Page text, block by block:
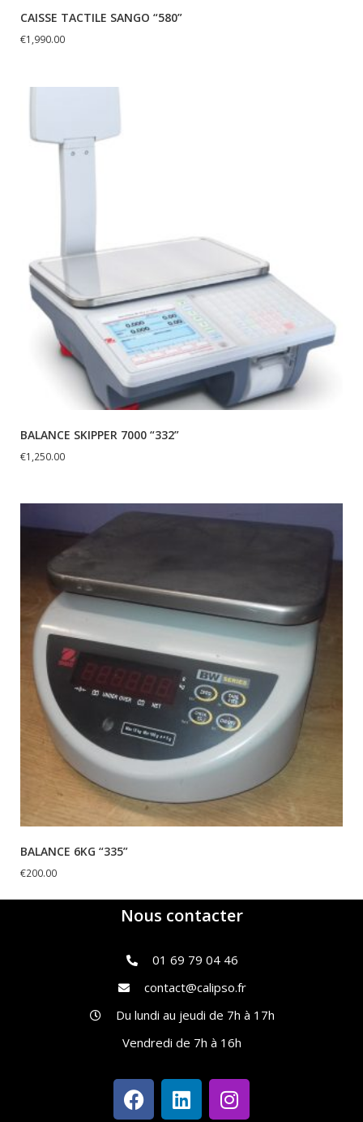
CAISSE TACTILE SANGO “580”
€1,990.00
BALANCE SKIPPER 7000 “332”
€1,250.00
BALANCE 6KG “335”
€200.00
Nous contacter
01 69 79 04 46
contact@calipso.fr
Du lundi au jeudi de 7h à 17h
Vendredi de 7h à 16h